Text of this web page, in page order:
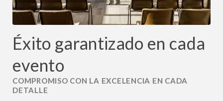
Éxito garantizado en cada
evento
COMPROMISO CON LA EXCELENCIA EN CADA
DETALLE